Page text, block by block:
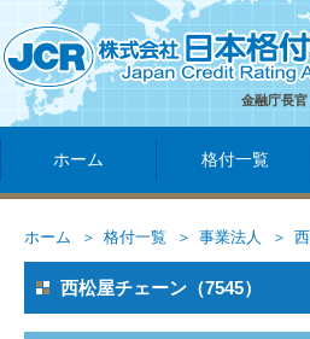
金融庁長
ホーム 格付一覧
ホーム 格付一覧 事業法人
西松屋チェーン（7545）